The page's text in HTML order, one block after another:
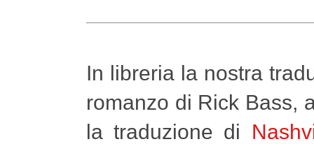
In libreria la nostra
romanzo di Rick Bass,
la traduzione di